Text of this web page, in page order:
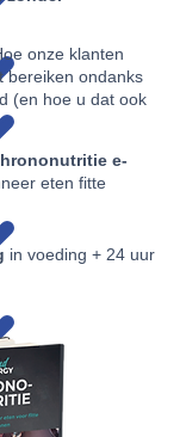
onze klanten
bereiken ondanks
(en hoe u dat ook
e-
eten fitte
in voeding + 24 uur